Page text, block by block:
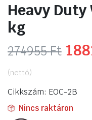
Heavy Duty
kg
274955Ft
was:
(nettó)
Cikkszám: EOC-2B
Nincs raktáron